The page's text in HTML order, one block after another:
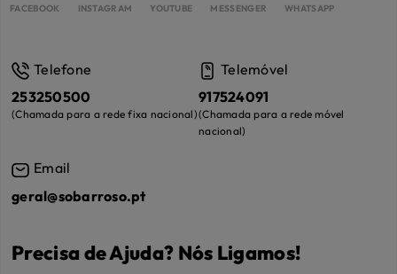
FACEBOOK INSTAGRAM YOUTUBE MESSENGER WHATSAPP
Telefone
253250500
(Chamada para a rede fixa nacional)
Telemóvel
917524091
(Chamada para a rede móvel
nacional)
Email
geral@sobarroso.pt
Precisa de Ajuda? Nós Ligamos!